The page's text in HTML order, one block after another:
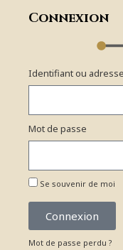
Connexion
Identifiant ou
Mot de passe
Se souvenir de moi
Connexion
Mot de passe perdu ?